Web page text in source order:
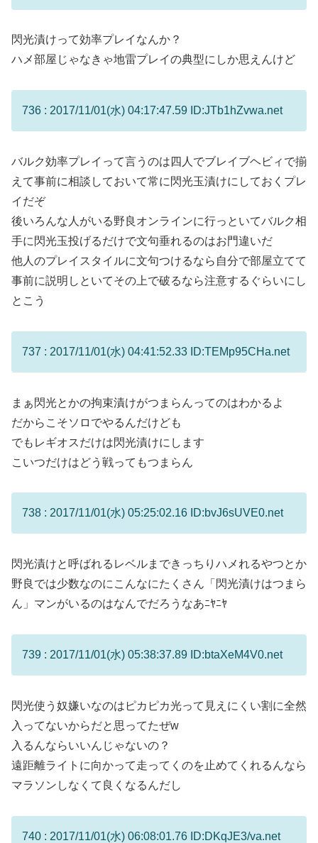
閃光漬けって効率プレイなんか？
ハメ部屋じゃなきゃ地雷プレイの典型にしか思えんけど
736 : 2017/11/01(水) 04:17:47.59 ID:JTb1hZvwa.net
バルク効率プレイって言うのは四人でブレイブヘビィで揃
えて事前に相談しておいて常に閃光玉漬けにしておくプレ
イだぞ
後いろんな人がいる野良オンラインに行っといてバルク相
手に閃光玉投げるだけで文句垂れるのはお門違いだ
他人のプレイスタイルに文句つけるなら自分で部屋立てて
事前に説明しといてその上で破るなら注意するぐらいにし
とこう
737 : 2017/11/01(水) 04:41:52.33 ID:TEMp95CHa.net
まぁ閃光とかの拘束漬けがつまらんってのはわかるよ
だからこそソロでやるんだけども
でもレギオスだけは閃光漬けにします
こいつだけはどう戦ってもつまらん
738 : 2017/11/01(水) 05:25:02.16 ID:bvJ6sUVE0.net
閃光漬けと呼ばれるレベルまできっちりハメれるやつとか
野良では少数なのにこんなにたくさん「閃光漬けはつまら
ん」マンがいるのはなんでだろうなあﾆﾔﾆﾔ
739 : 2017/11/01(水) 05:38:37.89 ID:btaXeM4V0.net
閃光使う奴嫌いなのはピカピカ光って見えにくい割に全然
入ってないからだと思ってたぜw
入るんならいいんじゃないの？
遠距離ライトに向かって走ってくのを止めてくれるんなら
マラソンしなくて良くなるんだし
740 : 2017/11/01(水) 06:08:01.76 ID:DKqJE3/va.net